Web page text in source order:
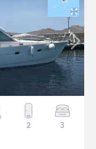
2 3